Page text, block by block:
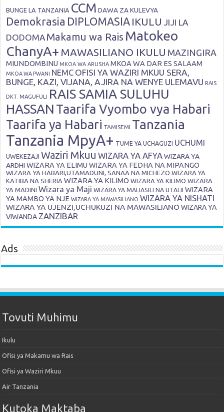
BUNGE LA TANZANIA CCM DAWA ZA KULEVYA
Demokrasia DIPLOMASIA IKULU JIJI LA
DODOMA Makamu wa Rais Matokeo
ChanyA+ MAWASILIANO IKULU MAZINGIRA
MIUNDOMBINU MKOA WA ARUSHA MKOA WA DAR ES SALAAM
MKOA WA PWANI NEMC OFISI YA WAZIRI MKUU SERA,
BUNGE, KAZI, VIJANA, AJIRA NA WENYE ULEMAVU RAIS
DKT. MAGUFULI RAIS SAMIA SULUHU
HASSAN Taarifa Vyombo vya Habari
Taarifa ya Habari TAMISEMI Tanzania
Tanzania MpyA+ TUME YA UCHAGUZI UCHUMI
UWEKEZAJI Waziri Mkuu WIZARA YA AFYA WIZARA YA
ARDHI WIZARA YA ELIMU WIZARA YA FEDHA NA MIPANGO
WIZARA YA HABARI,UTAMADUNI, SANAA NA MICHEZO WIZARA YA
KATIBA NA SHERIA WIZARA YA KILIMO WIZARA YA KILIMO WIZARA
YA MADINI Wizara ya Maji WIZARA YA MALIASILI NA UTALII
WIZARA
YA MAMBO YA NJE WIZARA YA MAWASILIANO WIZARA YA NISHATI
WIZARA YA UJENZI,UCHUKUZI NA MAWASILIANO WIZARA YA
VIWANDA ZANZIBAR
Ads
Tovuti Muhimu
Ikulu
Ofisi ya Makamu wa Rais
Ofisi ya Waziri Mkuu
Air Tanzania
Kutoka Maktaba